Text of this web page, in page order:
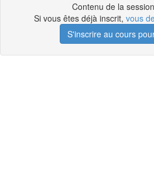
Contenu de la
Si vous êtes déjà inscrit, vous
S'inscrire au cours